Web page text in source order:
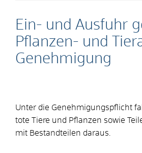
Ein- und Ausfuhr
Pflanzen- und
Genehmigung
Unter die Genehmigungspflicht
tote Tiere und Pflanzen sowie
mit Bestandteilen daraus.